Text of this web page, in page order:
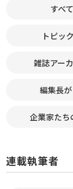
すべて
トピッ
雑誌アー
編集長が
企業家たち
連載執筆者